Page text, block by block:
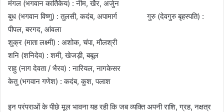
मंगल (भगवान कार्तिकेय) : नीम, खैर, अर्जुन
बुध (भगवान विष्णु) : तुलसी, कदंब, अपामार्ग गुरु (देवगुरु बृहस्पति) :
पीपल, बरगद, आंवला
शुक्र (माता लक्ष्मी) : अशोक, चंपा, मौलश्री
शनि (शनिदेव) : शमी, खेजड़ी, बबूल
राहु (नाग देवता / भैरव) : नारियल, नागकेसर
केतु (भगवान गणेश) : कदंब, कुश, पलाश
इन परंपराओं के पीछे मूल भावना यह रही कि जब व्यक्ति अपनी राशि, ग्रह, नक्षत्र